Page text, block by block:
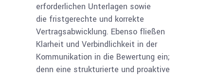
erforderlichen Unterlagen sowie
die fristgerechte und korrekte
Vertragsabwicklung. Ebenso fließen
Klarheit und Verbindlichkeit in der
Kommunikation in die Bewertung ein;
denn eine strukturierte und proaktive